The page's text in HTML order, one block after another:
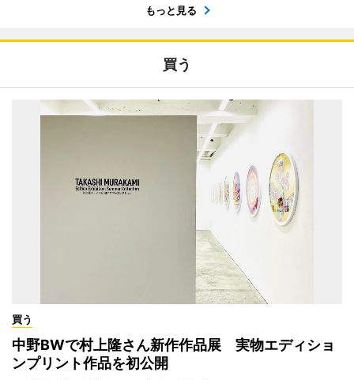
もっと見る
買う
買う
中野BWで村上隆さん新作作品展 実物エディショ
ンプリント作品を初公開